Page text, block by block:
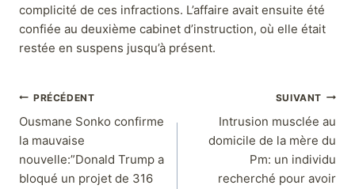
complicité de ces infractions. L’affaire avait ensuite été
confiée au deuxième cabinet d’instruction, où elle était
restée en suspens jusqu’à présent.
PRÉCÉDENT
Ousmane Sonko confirme
la mauvaise
nouvelle:”Donald Trump a
bloqué un projet de 316
SUIVANT
Intrusion musclée au
domicile de la mère du
Pm: un individu
recherché pour avoir